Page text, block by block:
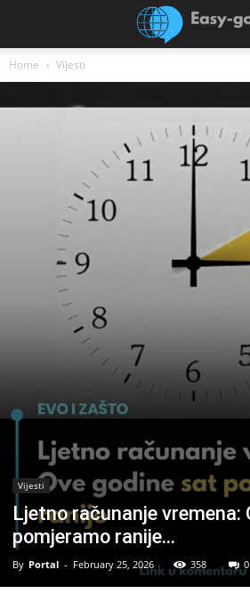
Home Vijesti
Vijesti
Ljetno računanje vremena:
pomjeramo ranije…
By Portal - February 25, 2026 358 0